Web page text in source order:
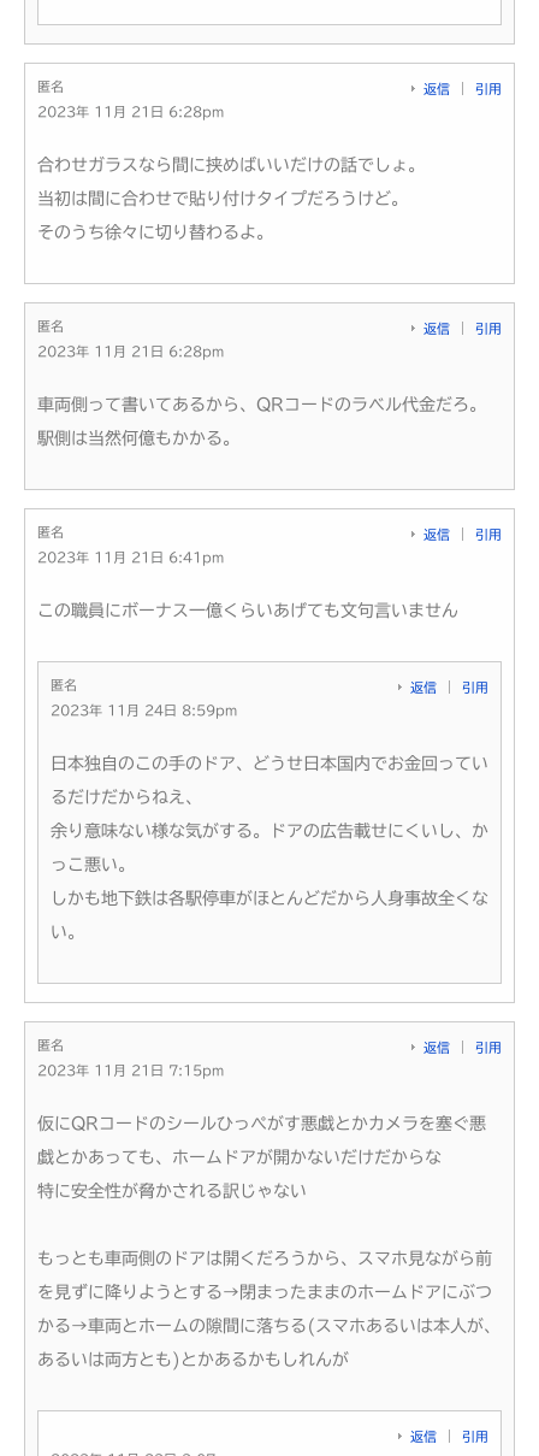
匿名
2023年 11月 21日 6:28pm
返信 引用
合わせガラスなら間に挟めばいいだけの話でしょ。
当初は間に合わせで貼り付けタイプだろうけど。
そのうち徐々に切り替わるよ。
匿名
2023年 11月 21日 6:28pm
返信 引用
車両側って書いてあるから、QRコードのラベル代金だろ。
駅側は当然何億もかかる。
匿名
2023年 11月 21日 6:41pm
返信 引用
この職員にボーナス一億くらいあげても文句言いません
匿名
2023年 11月 24日 8:59pm
返信 引用
日本独自のこの手のドア、どうせ日本国内でお金回ってい
るだけだからねえ、
余り意味ない様な気がする。ドアの広告載せにくいし、か
っこ悪い。
しかも地下鉄は各駅停車がほとんどだから人身事故全くな
い。
匿名
2023年 11月 21日 7:15pm
返信 引用
仮にQRコードのシールひっぺがす悪戯とかカメラを塞ぐ悪
戯とかあっても、ホームドアが開かないだけだからな
特に安全性が脅かされる訳じゃない
もっとも車両側のドアは開くだろうから、スマホ見ながら前
を見ずに降りようとする→閉まったままのホームドアにぶつ
かる→車両とホームの隙間に落ちる(スマホあるいは本人が、
あるいは両方とも)とかあるかもしれんが
返信 引用